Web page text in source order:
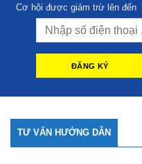
Cơ hội được giảm trừ lên đến
TƯ VẤN HƯỚNG DẪN